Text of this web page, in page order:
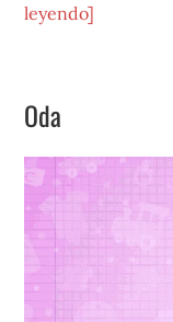
leyendo]
Oda